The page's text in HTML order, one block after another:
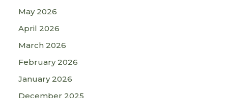
May 2026
April 2026
March 2026
February 2026
January 2026
December 2025